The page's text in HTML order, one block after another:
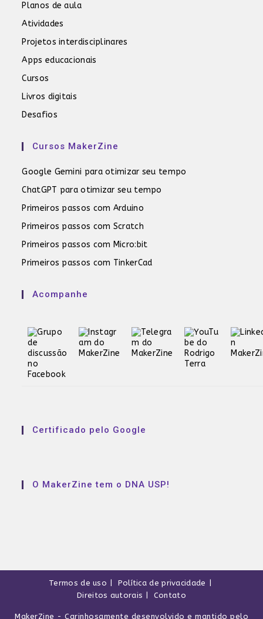
Planos de aula
Atividades
Projetos interdisciplinares
Apps educacionais
Cursos
Livros digitais
Desafios
Cursos MakerZine
Google Gemini para otimizar seu tempo
ChatGPT para otimizar seu tempo
Primeiros passos com Arduino
Primeiros passos com Scratch
Primeiros passos com Micro:bit
Primeiros passos com TinkerCad
Acompanhe
Certificado pelo Google
O MakerZine tem o DNA USP!
Termos de uso
Política de privacidade
Direitos autorais
Contato
MakerZine - Carinhosamente desenvolvido e mantido pelo